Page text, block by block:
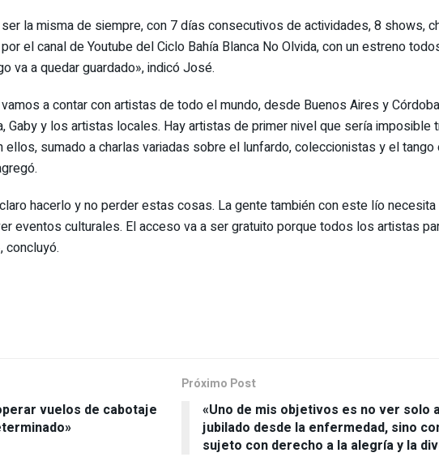
la misma de siempre, con 7 días consecutivos de actividades, 8 shows,
el canal de Youtube del Ciclo Bahía Blanca No Olvida, con un estreno
va a quedar guardado», indicó José.
a contar con artistas de todo el mundo, desde Buenos Aires y
Gaby y los artistas locales. Hay artistas de primer nivel que sería imposible
sumado a charlas variadas sobre el lunfardo, coleccionistas y el tango
hacerlo y no perder estas cosas. La gente también con este lío necesita
eventos culturales. El acceso va a ser gratuito porque todos los artistas
concluyó.
vuelos de cabotaje
Próximo Post
«Uno de mis objetivos es no ver solo
jubilado desde la enfermedad, sino
sujeto con derecho a la alegría y la